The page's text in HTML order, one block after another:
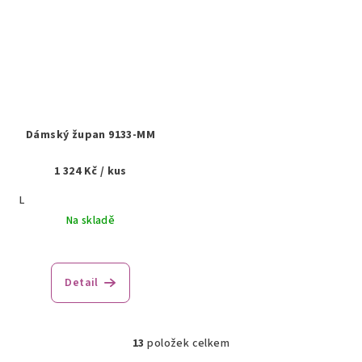
Dámský župan 9133-MM
1 324 Kč / kus
L
Na skladě
Detail
O
13 položek celkem